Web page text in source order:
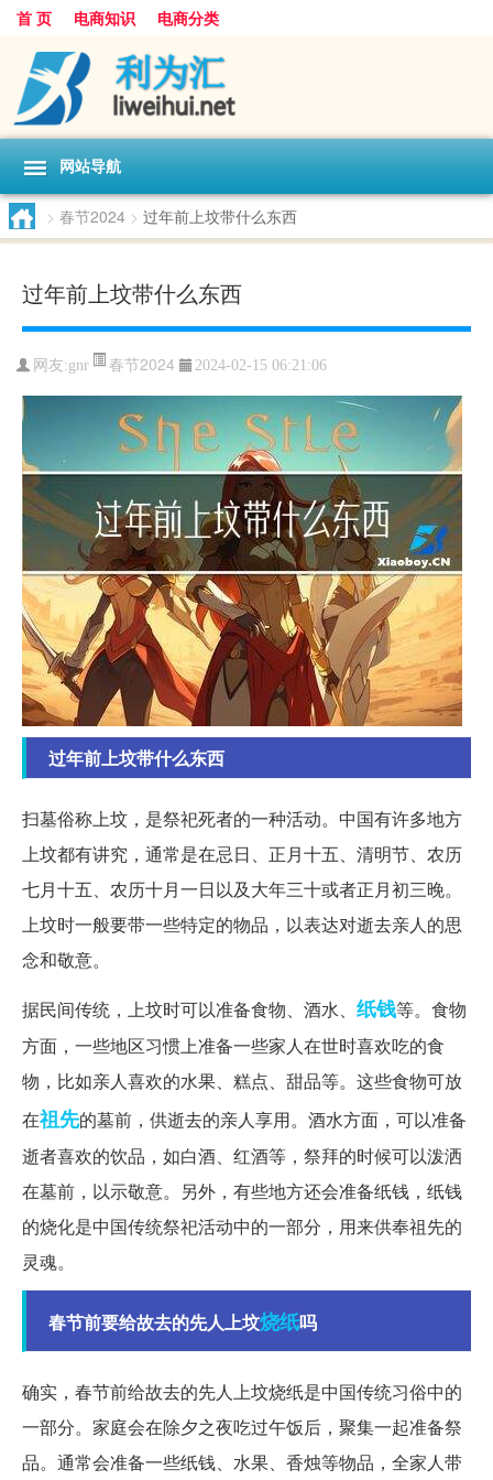
首 页 电商知识 电商分类
网站导航
> 春节2024 > 过年前上坟带什么东西
过年前上坟带什么东西
网友:gnr 春节2024 2024-02-15 06:21:06
过年前上坟带什么东西
扫墓俗称上坟，是祭祀死者的一种活动。中国有许多地方
上坟都有讲究，通常是在忌日、正月十五、清明节、农历
七月十五、农历十月一日以及大年三十或者正月初三晚。
上坟时一般要带一些特定的物品，以表达对逝去亲人的思
念和敬意。
据民间传统，上坟时可以准备食物、酒水、 纸钱等。食物
方面，一些地区习惯上准备一些家人在世时喜欢吃的食
物，比如亲人喜欢的水果、糕点、甜品等。这些食物可放
在祖先的墓前，供逝去的亲人享用。酒水方面，可以准备
逝者喜欢的饮品，如白酒、红酒等，祭拜的时候可以泼洒
在墓前，以示敬意。另外，有些地方还会准备纸钱，纸钱
的烧化是中国传统祭祀活动中的一部分，用来供奉祖先的
灵魂。
春节前要给故去的先人上坟烧纸吗
确实，春节前给故去的先人上坟烧纸是中国传统习俗中的
一部分。家庭会在除夕之夜吃过午饭后，聚集一起准备祭
品。通常会准备一些纸钱、水果、香烛等物品，全家人带